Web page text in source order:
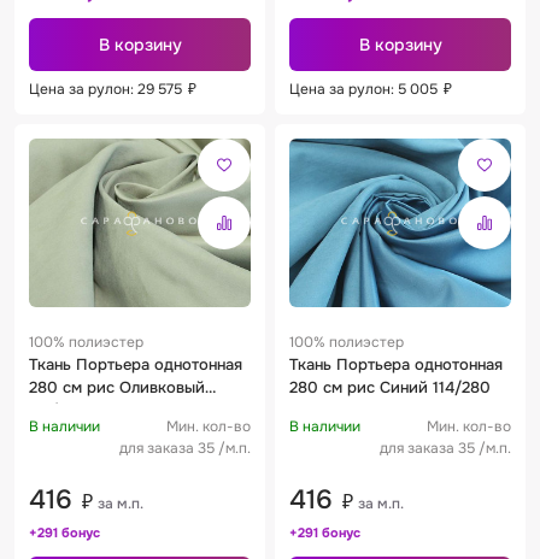
В корзину
Цена за рулон: 29 575 ₽
В корзину
Цена за рулон: 5 005 ₽
100% полиэстер
Ткань Портьера однотонная
280 см рис Оливковый
115/280
В наличии
Мин. кол-во
для заказа 35 /м.п.
416 ₽ за м.п.
+291 бонус
100% полиэстер
Ткань Портьера однотонная
280 см рис Синий 114/280
В наличии
Мин. кол-во
для заказа 35 /м.п.
416 ₽ за м.п.
+291 бонус